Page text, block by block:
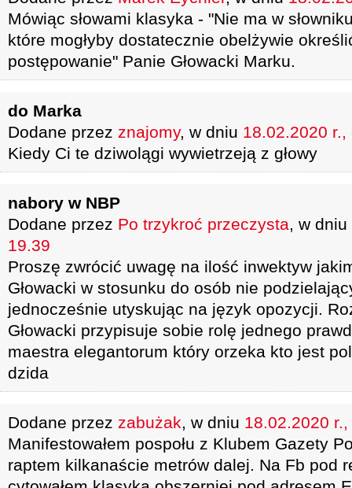
Mówiąc słowami klasyka - "Nie ma w
które mogłyby dostatecznie obelżywie
postępowanie" Panie Głowacki Marku.
do Marka
Dodane przez znajomy, w dniu 18.02.2020
Kiedy Ci te dziwolągi wywietrzeją z głowy
nabory w NBP
Dodane przez Po trzykroć przeczysta, w dniu
19.39
Proszę zwrócić uwagę na ilość inwektyw
Głowacki w stosunku do osób nie
jednocześnie utyskując na język opozycji.
Głowacki przypisuje sobie rolę jednego
maestra elegantorum który orzeka kto jest
dzida
Dodane przez zabużak, w dniu 18.02.2020
Manifestowałem pospołu z Klubem Gazety
raptem kilkanaście metrów dalej. Na Fb pod